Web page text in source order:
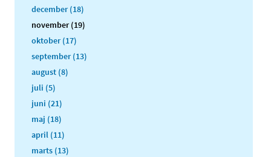
december (18)
november (19)
oktober (17)
september (13)
august (8)
juli (5)
juni (21)
maj (18)
april (11)
marts (13)